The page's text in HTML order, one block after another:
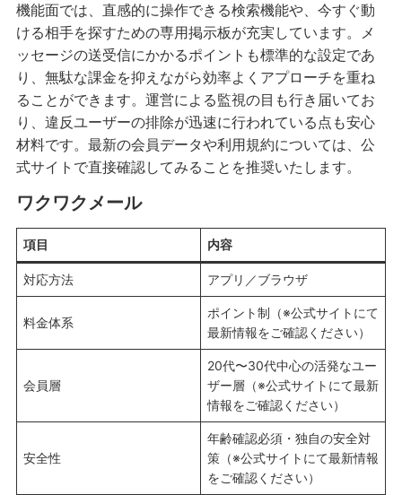
機能面では、直感的に操作できる検索機能や、今すぐ動
ける相手を探すための専用掲示板が充実しています。メ
ッセージの送受信にかかるポイントも標準的な設定であ
り、無駄な課金を抑えながら効率よくアプローチを重ね
ることができます。運営による監視の目も行き届いてお
り、違反ユーザーの排除が迅速に行われている点も安心
材料です。最新の会員データや利用規約については、公
式サイトで直接確認してみることを推奨いたします。
ワクワクメール
項目 内容
対応方法 アプリ／ブラウザ
料金体系
ポイント制（※公式サイトにて
最新情報をご確認ください）
会員層
20代〜30代中心の活発なユー
ザー層（※公式サイトにて最新
情報をご確認ください）
安全性
年齢確認必須・独自の安全対
策（※公式サイトにて最新情報
をご確認ください）